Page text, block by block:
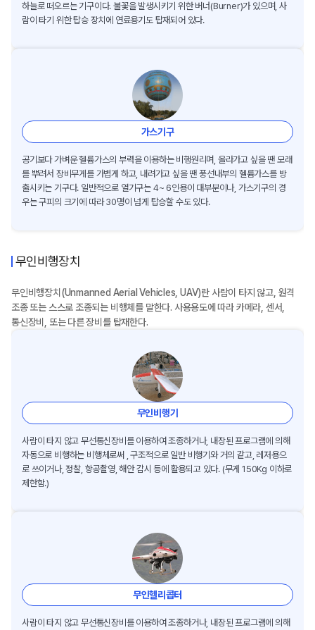
하늘로 떠오르는 기구이다. 불꽃을 발생시키기 위한 버너(Burner)가 있으며, 사
람이 타기 위한 탑승 장치에 연료용기도 탑재되어 있다.
가스기구
공기보다 가벼운 헬륨가스의 부력을 이용하는 비행원리며, 올라가고 싶을 땐 모래
를 뿌려서 장비무게를 가볍게 하고, 내려가고 싶을 땐 풍선내부의 헬륨가스를 방
출시키는 기구다. 일반적으로 열기구는 4~ 6인용이 대부분이나, 가스기구의 경
우는 구피의 크기에 따라 30명이 넘게 탑승할 수도 있다.
무인비행장치
무인비행장치(Unmanned Aerial Vehicles, UAV)란 사람이 타지 않고, 원격
조종 또는 스스로 조종되는 비행체를 말한다. 사용용도에 따라 카메라, 센서,
통신장비, 또는 다른 장비를 탑재한다.
무인비행기
사람이 타지 않고 무선통신장비를 이용하여 조종하거나, 내장된 프로그램에 의해
자동으로 비행하는 비행체로써 , 구조적으로 일반 비행기와 거의 같고, 레저용으
로 쓰이거나, 정찰, 항공촬영, 해안 감시 등에 활용되고 있다. (무게 150Kg 이하로
제한함.)
무인헬리콥터
사람이 타지 않고 무선통신장비를 이용하여 조종하거나, 내장된 프로그램에 의해